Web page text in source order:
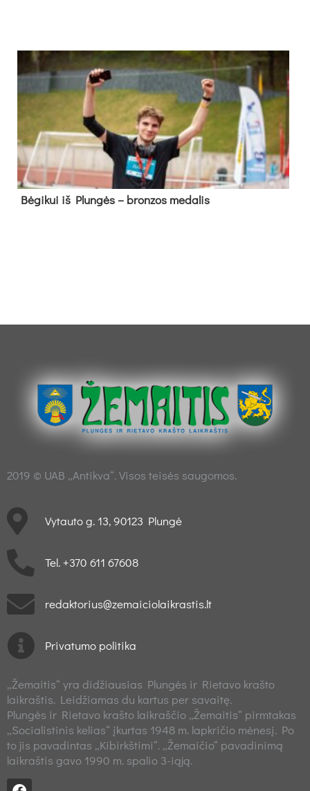
Bė­gi­kui iš Plun­gės – bron­zos me­da­lis
2019 © UAB „Antikva“. Visos teisės saugomos.
Vytauto g. 13, 90123 Plungė
Tel. +370 611 67608
redaktorius@zemaiciolaikrastis.lt
Privatumo politika
„Žemaitis“ yra didžiausias Plungės ir Rietavo krašto
laikraštis. Leidžiamas du kartus per savaitę.
Plungės ir Rietavo krašto laikraščio „Žemaitis“ pirmtakas
„Socialistinis kelias“ įkurtas 1948 m. lapkričio mėnesį. Po
to jis pavadintas „Kibirkštimi“. „Žemaičio“ pavadinimą
laikraštis gavo 1990 m. spalio 3-iąją.